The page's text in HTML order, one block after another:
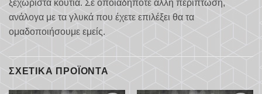
ξεχωριστά κουτιά. Σε οποιαδήποτε άλλη περίπτωση,
ανάλογα με τα γλυκά που έχετε επιλέξει θα τα
ομαδοποιήσουμε εμείς.
ΣΧΕΤΙΚΆ ΠΡΟΪΌΝΤΑ